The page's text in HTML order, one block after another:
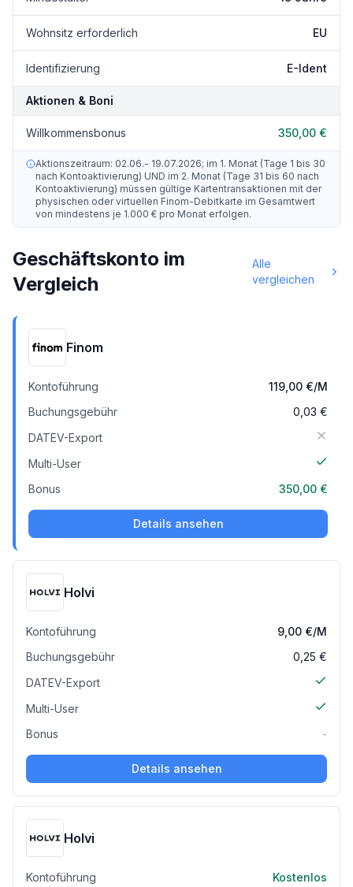
Wohnsitz erforderlich EU
Identifizierung E-Ident
Aktionen & Boni
Willkommensbonus 350,00 €
Aktionszeitraum: 02.06.- 19.07.2026; im 1. Monat (Tage 1 bis 30
nach Kontoaktivierung) UND im 2. Monat (Tage 31 bis 60 nach
Kontoaktivierung) müssen gültige Kartentransaktionen mit der
physischen oder virtuellen Finom-Debitkarte im Gesamtwert
von mindestens je 1.000 € pro Monat erfolgen.
Geschäftskonto im
Vergleich
Alle
vergleichen
Finom
Kontoführung 119,00 €/M
Buchungsgebühr
0,03 €
DATEV-Export
Multi-User
Bonus
350,00 €
Details ansehen
Holvi
Kontoführung 9,00 €/M
Buchungsgebühr
0,25 €
DATEV-Export
Multi-User
Bonus
-
Details ansehen
Holvi
Kontoführung
Kostenlos